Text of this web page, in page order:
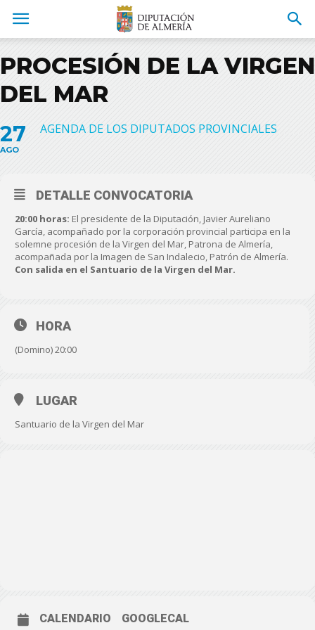
PROCESIÓN DE LA VIRGEN
DEL MAR
27
AGO
AGENDA DE LOS DIPUTADOS PROVINCIALES
DETALLE CONVOCATORIA
20:00 horas: El presidente de la Diputación, Javier Aureliano
García, acompañado por la corporación provincial participa en la
solemne procesión de la Virgen del Mar, Patrona de Almería,
acompañada por la Imagen de San Indalecio, Patrón de Almería.
Con salida en el Santuario de la Virgen del Mar.
HORA
(Domino) 20:00
LUGAR
Santuario de la Virgen del Mar
CALENDARIO GOOGLECAL